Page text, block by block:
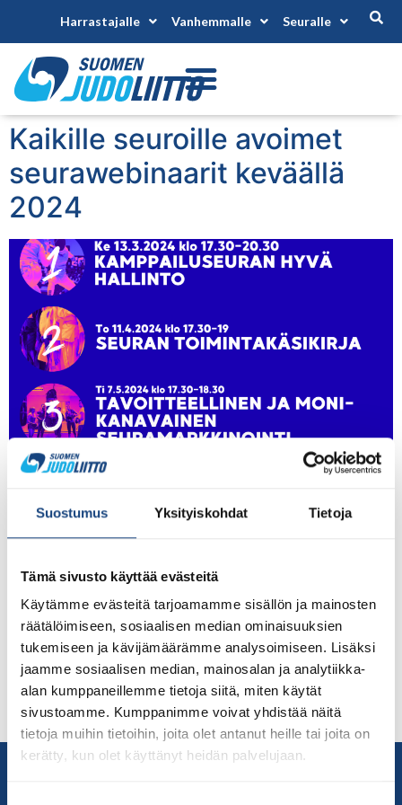
Suostumus Yksityiskohdat Tietoja
Tämä sivusto käyttää evästeitä
Käytämme evästeitä tarjoamamme sisällön ja mainosten
räätälöimiseen, sosiaalisen median ominaisuuksien
tukemiseen ja kävijämäärämme analysoimiseen. Lisäksi
jaamme sosiaalisen median, mainosalan ja analytiikka-
alan kumppaneillemme tietoja siitä, miten käytät
sivustoamme. Kumppanimme voivat yhdistää näitä
tietoja muihin tietoihin, joita olet antanut heille tai joita on
kerätty, kun olet käyttänyt heidän palvelujaan.
Harrastajalle Vanhemmalle Seuralle
Kaikille seuroille avoimet
seurawebinaarit keväällä
2024
Kevään aikana järjestetään neljä seuratoimintaa
Webinaarisarja on tarkoitettu kaikille
kamppailulajiliittojen jäsenseuroille. Osallistu siis yhteen
tai vaikka kaikkiin! Hinta koko webinaarisarjalle on 50€.
Yksittäisen webinaarin hinta on 15€. Webinaareihin voi
jokaisesta seurasta osallistua samaan hintaan useampi
henkilö (yksi ilmoittautuu ja maksaa ja jakaa sitten
osallistumislinkin eteenpäin seurassa). Webinaarit
tallennetaan ja ne […]